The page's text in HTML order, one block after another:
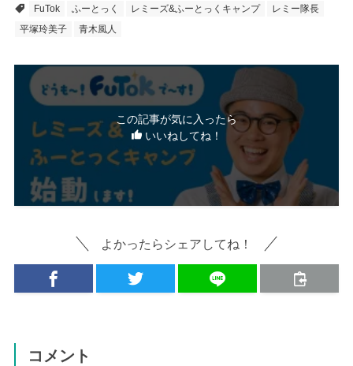
FuTok
ふーとっく レミーズ&ふーとっくキャンプ
レミー隊長
平塚玲美子
青木風人
この記事が気に入ったら
いいねしてね！
よかったらシェアしてね！
コメント